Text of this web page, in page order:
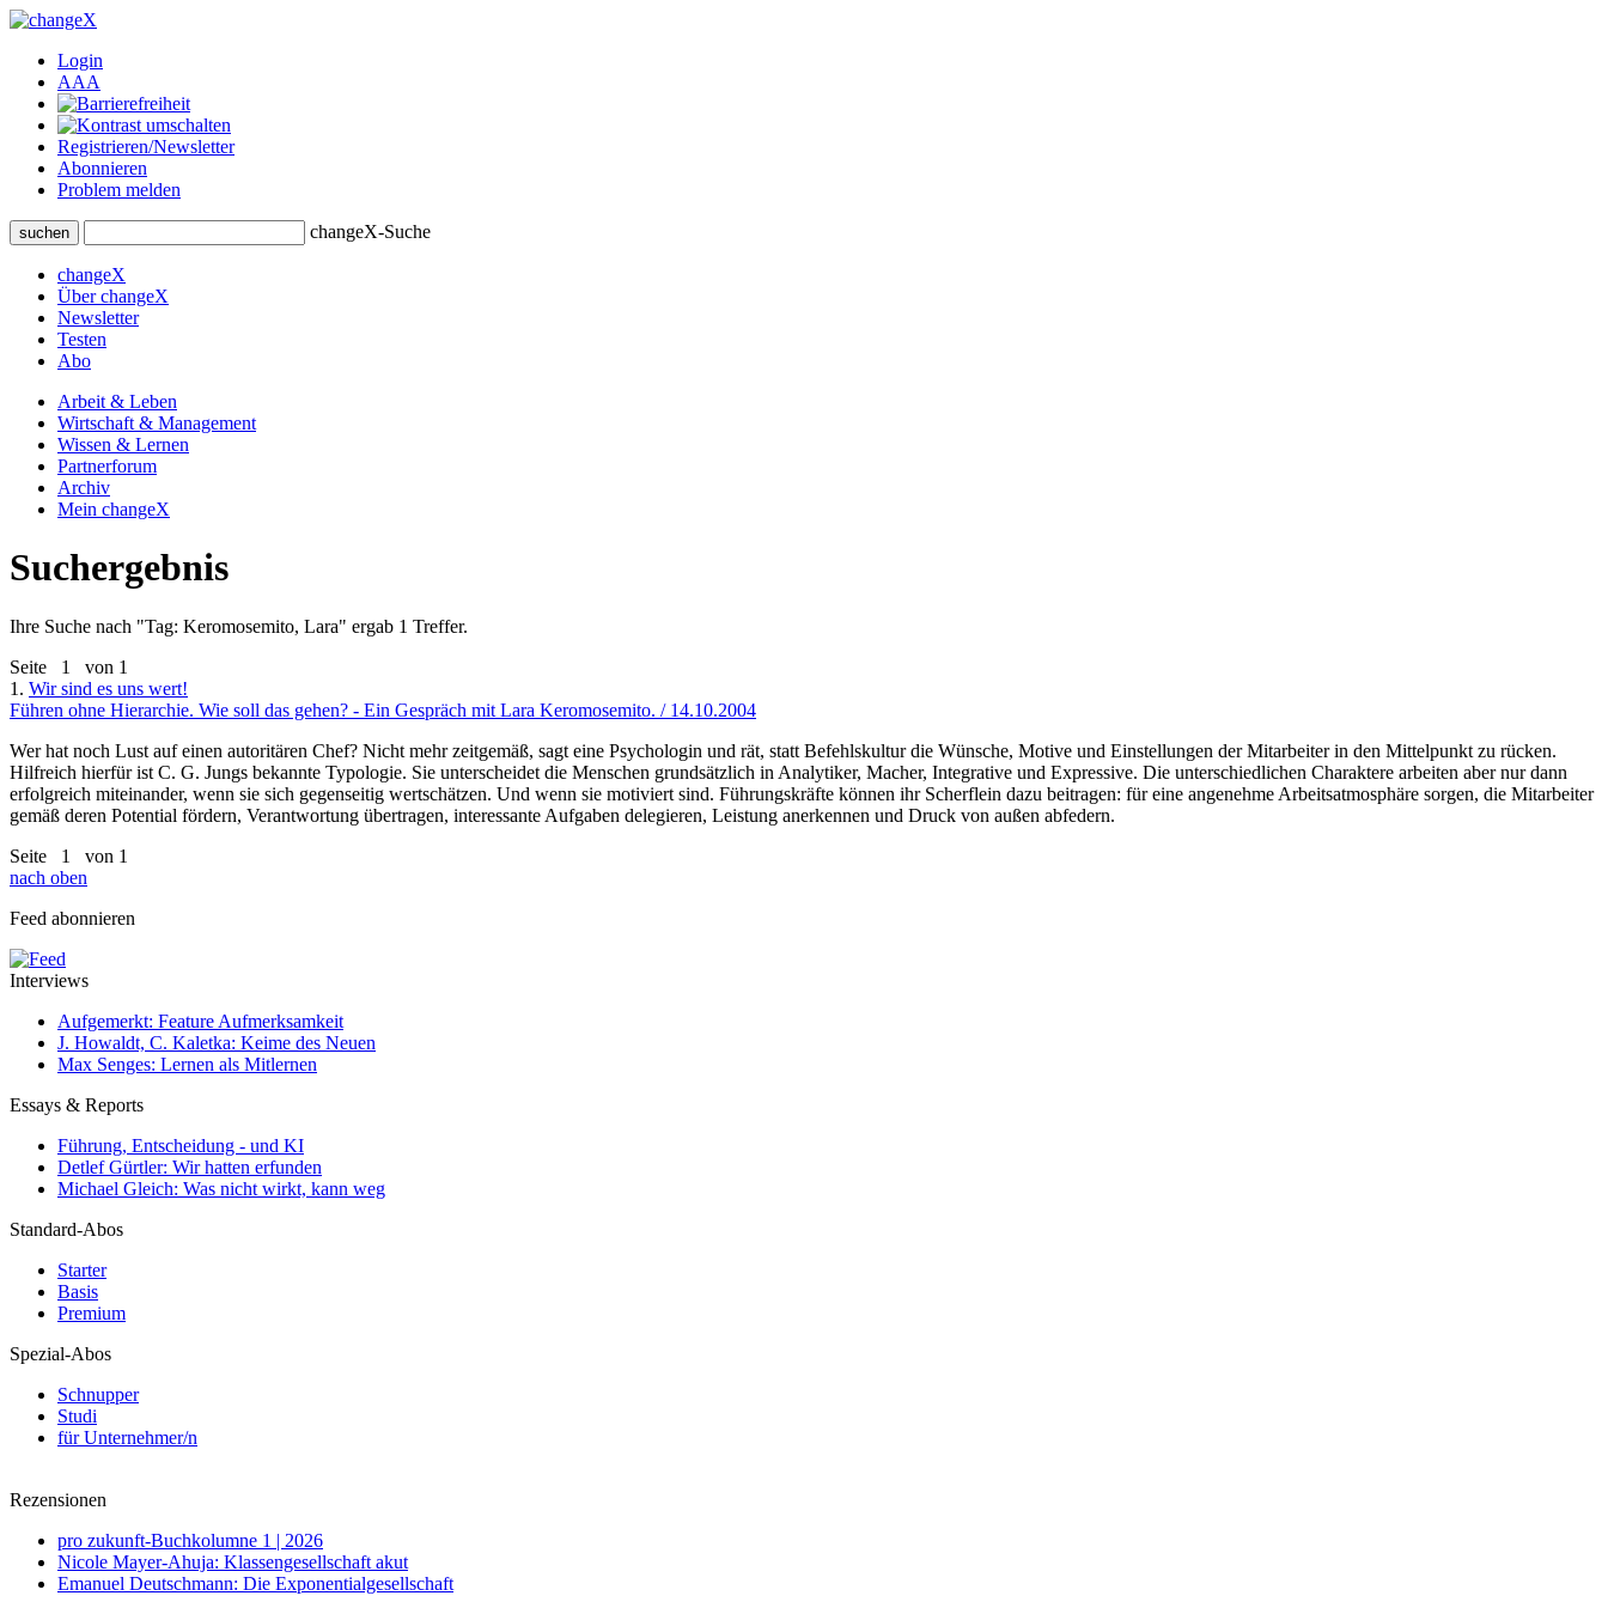
Login
AAA
Registrieren/Newsletter
Abonnieren
Problem melden
suchen changeX-Suche
changeX
Über changeX
Newsletter
Testen
Abo
Arbeit & Leben
Wirtschaft & Management
Wissen & Lernen
Partnerforum
Archiv
Mein changeX
Suchergebnis
Ihre Suche nach "Tag: Keromosemito, Lara" ergab 1 Treffer.
Seite 1
von 1
1. Wir sind es uns wert!
Führen ohne Hierarchie. Wie soll das gehen? - Ein Gespräch mit Lara Keromosemito. / 14.10.2004
Wer hat noch Lust auf einen autoritären Chef? Nicht mehr zeitgemäß, sagt eine Psychologin und rät, statt Befehlskultur die Wünsche, Motive und Einstellungen der Mitarbeiter in den Mittelpunkt zu rücken.
Hilfreich hierfür ist C. G. Jungs bekannte Typologie. Sie unterscheidet die Menschen grundsätzlich in Analytiker, Macher, Integrative und Expressive. Die unterschiedlichen Charaktere arbeiten aber nur dann
erfolgreich miteinander, wenn sie sich gegenseitig wertschätzen. Und wenn sie motiviert sind. Führungskräfte können ihr Scherflein dazu beitragen: für eine angenehme Arbeitsatmosphäre sorgen, die Mitarbeiter
gemäß deren Potential fördern, Verantwortung übertragen, interessante Aufgaben delegieren, Leistung anerkennen und Druck von außen abfedern.
Seite 1
von 1
nach oben
Feed abonnieren
Interviews
Aufgemerkt: Feature Aufmerksamkeit
J. Howaldt, C. Kaletka: Keime des Neuen
Max Senges: Lernen als Mitlernen
Essays & Reports
Führung, Entscheidung - und KI
Detlef Gürtler: Wir hatten erfunden
Michael Gleich: Was nicht wirkt, kann weg
Standard-Abos
Starter
Basis
Premium
Spezial-Abos
Schnupper
Studi
für Unternehmer/n
Rezensionen
pro zukunft-Buchkolumne 1 | 2026
Nicole Mayer-Ahuja: Klassengesellschaft akut
Emanuel Deutschmann: Die Exponentialgesellschaft